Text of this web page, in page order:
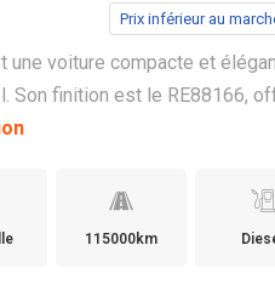
Prix inférieur au
une voiture compacte et
Son finition est le RE88166,
115000km